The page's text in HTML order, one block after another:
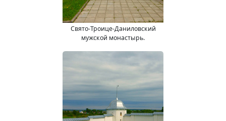
Свято-Троице-Даниловский
мужской монастырь.